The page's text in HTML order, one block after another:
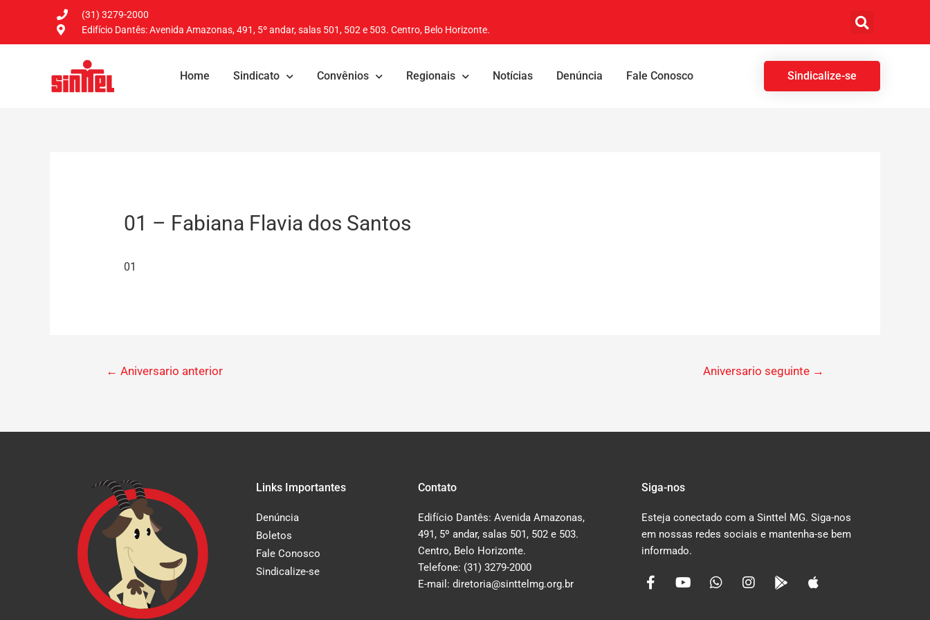
(31) 3279-2000
Edifício Dantês: Avenida Amazonas, 491, 5º andar, salas 501, 502 e 503. Centro, Belo Horizonte.
Home Sindicato Convênios Regionais Notícias Denúncia Fale Conosco Sindicalize-se
01 – Fabiana Flavia dos Santos
01
← Aniversario anterior Aniversario seguinte →
Links Importantes
Denúncia
Boletos
Fale Conosco
Sindicalize-se
Contato
Edifício Dantês: Avenida Amazonas,
491, 5º andar, salas 501, 502 e 503.
Centro, Belo Horizonte.
Telefone: (31) 3279-2000
E-mail: diretoria@sinttelmg.org.br
Siga-nos
Esteja conectado com a Sinttel MG. Siga-nos
em nossas redes sociais e mantenha-se bem
informado.